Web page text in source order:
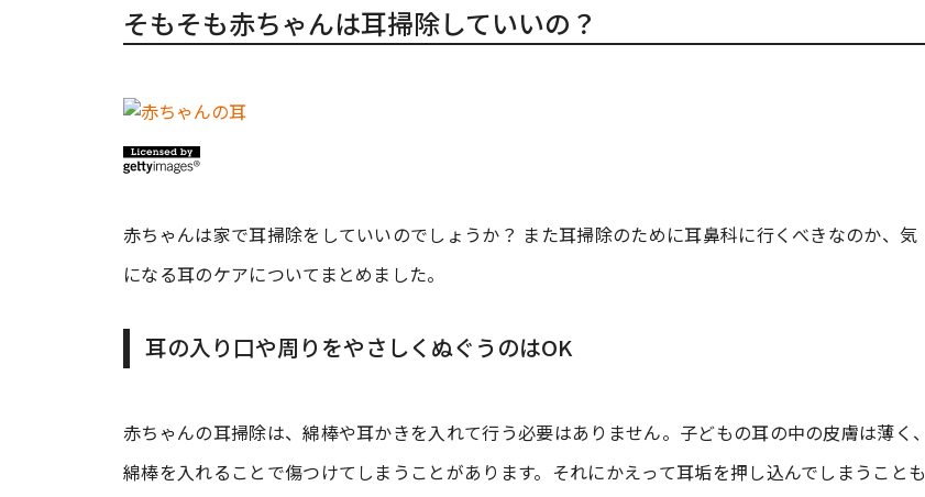
そもそも赤ちゃんは耳掃除していいの？
赤ちゃんは家で耳掃除をしていいのでしょうか？ また耳掃除のために耳鼻科に行くべきなのか、気
になる耳のケアについてまとめました。
耳の入り口や周りをやさしくぬぐうのはOK
赤ちゃんの耳掃除は、綿棒や耳かきを入れて行う必要はありません。子どもの耳の中の皮膚は薄く、
綿棒を入れることで傷つけてしまうことがあります。それにかえって耳垢を押し込んでしまうことも